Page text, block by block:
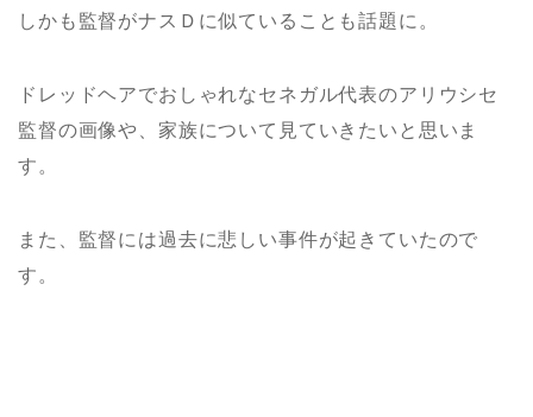
しかも監督がナスＤに似ていることも話題に。
ドレッドヘアでおしゃれなセネガル代表のアリウシセ
監督の画像や、家族について見ていきたいと思いま
す。
また、監督には過去に悲しい事件が起きていたので
す。